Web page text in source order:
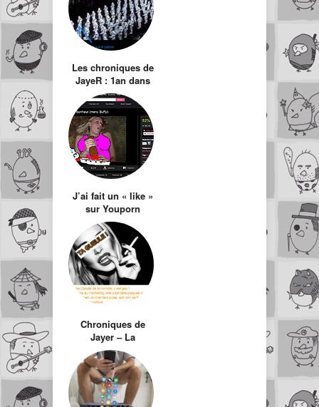
Les chroniques de
JayeR : 1an dans
l’Empire
J’ai fait un « like »
sur Youporn
Chroniques de
Jayer – La
bitcheuse